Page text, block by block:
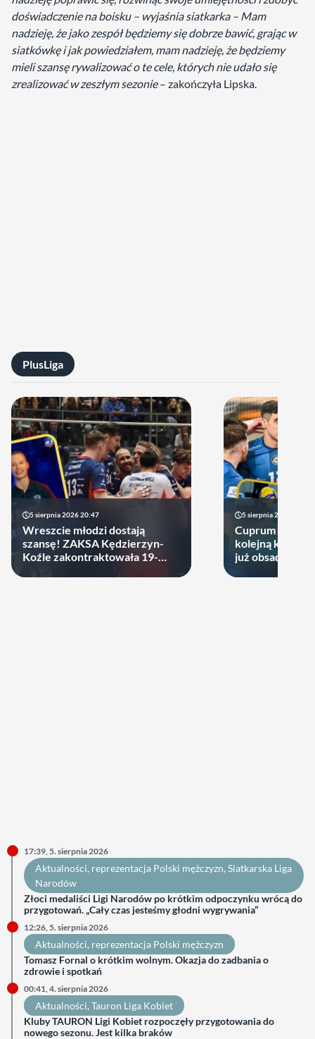
doświadczenie na boisku – wyjaśnia siatkarka – Mam
nadzieję, że jako zespół będziemy się dobrze bawić, grając w
siatkówkę i jak powiedziałem, mam nadzieję, że będziemy
mieli szansę rywalizować o te cele, których nie udało się
zrealizować w zeszłym sezonie– zakończyła Lipska.
PlusLiga
5 sierpnia 2026 20:47
Wreszcie młodzi dostają
szansę! ZAKSA Kędzierzyn-
Koźle zakontraktowała 19-
5 sierpnia 2026 14:44
Cuprum Stilon
kolejną kartę!
już obsadzona
17:39, 5. sierpnia 2026
Aktualności, reprezentacja Polski mężczyzn, Siatkarska Liga
Narodów
Złoci medaliści Ligi Narodów po krótkim odpoczynku wrócą do
przygotowań. „Cały czas jesteśmy głodni wygrywania”
12:26, 5. sierpnia 2026
Aktualności, reprezentacja Polski mężczyzn
Tomasz Fornal o krótkim wolnym. Okazja do zadbania o
zdrowie i spotkań
00:41, 4. sierpnia 2026
Aktualności, Tauron Liga Kobiet
Kluby TAURON Ligi Kobiet rozpoczęły przygotowania do
nowego sezonu. Jest kilka braków